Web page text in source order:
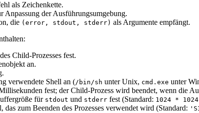
als Zeichenkette.
Anpassung der Ausführungsumgebung.
die (error, stdout, stderr) als Argumente empfängt.
Child-Prozesses fest.
an.
verwendete Shell an (/bin/sh unter Unix, cmd.exe unter
fest; der Child-Prozess wird beendet, wenn die
für stdout und stderr fest (Standard: 1024 * 1024
das zum Beenden des Prozesses verwendet wird (Standard: